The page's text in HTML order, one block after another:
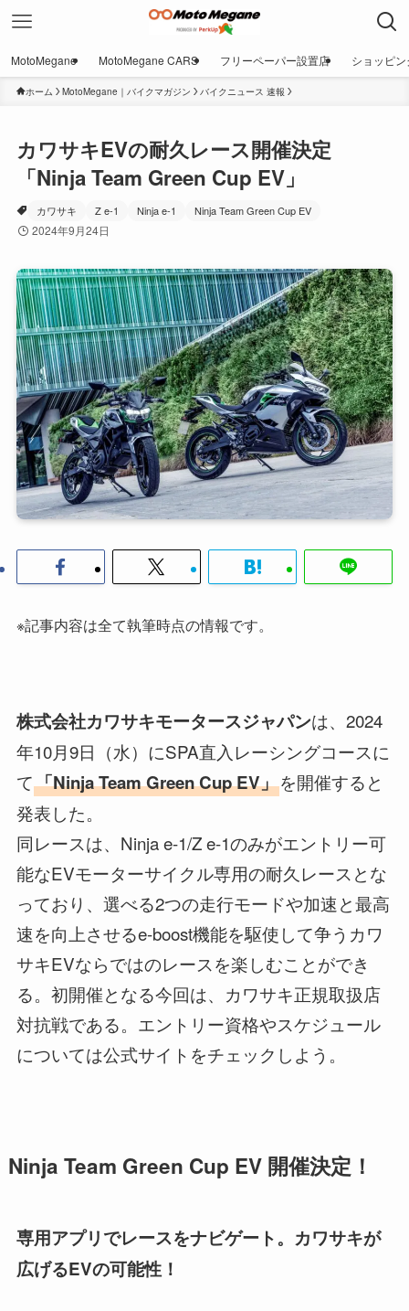
MotoMegane MotoMegane CARS フリーペーパー設置店 ショッピン
ホーム MotoMegane｜バイクマガジン バイクニュース 速報
カワサキEVの耐久レース開催決定
「Ninja Team Green Cup EV」
カワサキ Z e-1 Ninja e-1 Ninja Team Green Cup EV
2024年9月24日
※記事内容は全て執筆時点の情報です。
株式会社カワサキモータースジャパンは、2024
年10月9日（水）にSPA直入レーシングコースに
て「Ninja Team Green Cup EV」を開催すると
発表した。
同レースは、Ninja e-1/Z e-1のみがエントリー可
能なEVモーターサイクル専用の耐久レースとな
っており、選べる2つの走行モードや加速と最高
速を向上させるe-boost機能を駆使して争うカワ
サキEVならではのレースを楽しむことができ
る。初開催となる今回は、カワサキ正規取扱店
対抗戦である。エントリー資格やスケジュール
については公式サイトをチェックしよう。
Ninja Team Green Cup EV 開催決定！
専用アプリでレースをナビゲート。カワサキが
広げるEVの可能性！